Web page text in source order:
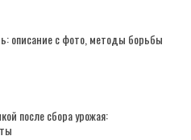
описание с фото, методы борьбы
после сбора урожая: